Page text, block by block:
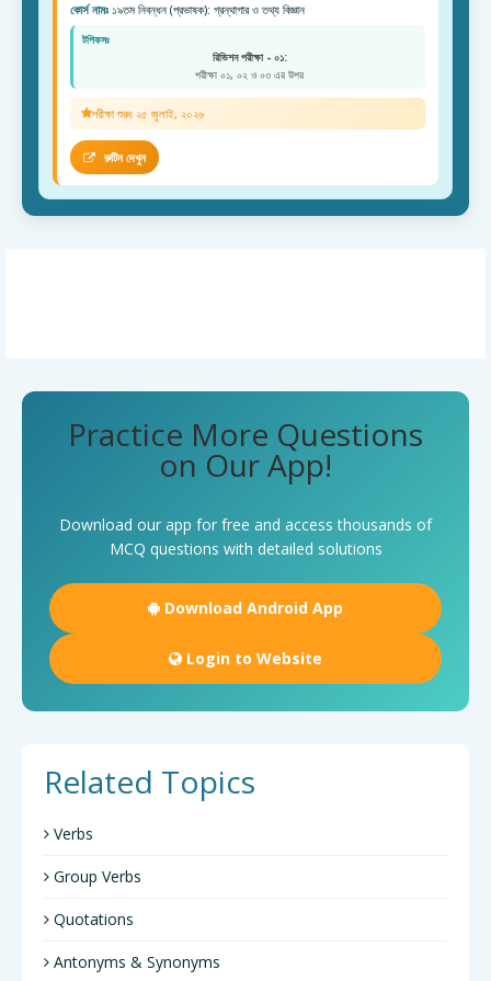
কোর্স নামঃ ১৯তম নিবন্ধন (প্রভাষক): গ্রন্থাগার ও তথ্য বিজ্ঞান
টপিকসঃ
রিভিশন পরীক্ষা - ০১:
পরীক্ষা ০১, ০২ ও ০৩ এর উপর
পরীক্ষা শুরুঃ ২৫ জুলাই, ২০২৬
রুটিন দেখুন
Practice More Questions
on Our App!
Download our app for free and access thousands of
MCQ questions with detailed solutions
Download Android App
Login to Website
Related Topics
Verbs
Group Verbs
Quotations
Antonyms & Synonyms